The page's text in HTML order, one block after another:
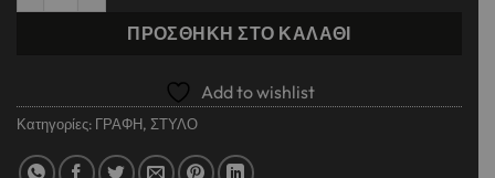
ΠΡΟΣΘΉΚΗ ΣΤΟ ΚΑΛΆΘΙ
Add to wishlist
Κατηγορίες: ΓΡΑΦΗ, ΣΤΥΛΟ